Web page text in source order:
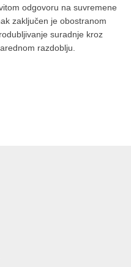
odgovoru na suvremene
zaključen je obostranom
suradnje kroz
razdoblju.